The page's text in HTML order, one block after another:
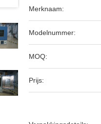
Merknaam:
Modelnummer:
MOQ:
Prijs: